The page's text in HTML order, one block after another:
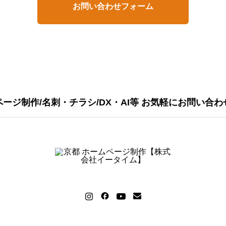
お問い合わせフォーム
ージ制作/名刺・チラシ/DX・AI等 お気軽にお問い合わ